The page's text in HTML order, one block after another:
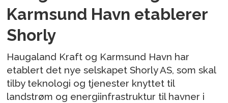
Karmsund Havn etablerer
Shorly
Haugaland Kraft og Karmsund Havn har
etablert det nye selskapet Shorly AS, som skal
tilby teknologi og tjenester knyttet til
landstrøm og energiinfrastruktur til havner i